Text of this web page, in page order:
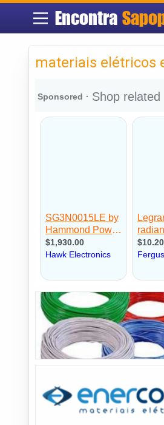
Encontra
materiais elétricos